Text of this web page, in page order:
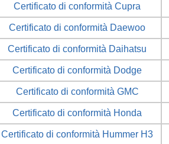
Certificato di conformità Cupra
Certificato di conformità Daewoo
Certificato di conformità Daihatsu
Certificato di conformità Dodge
Certificato di conformità GMC
Certificato di conformità Honda
Certificato di conformità Hummer H3